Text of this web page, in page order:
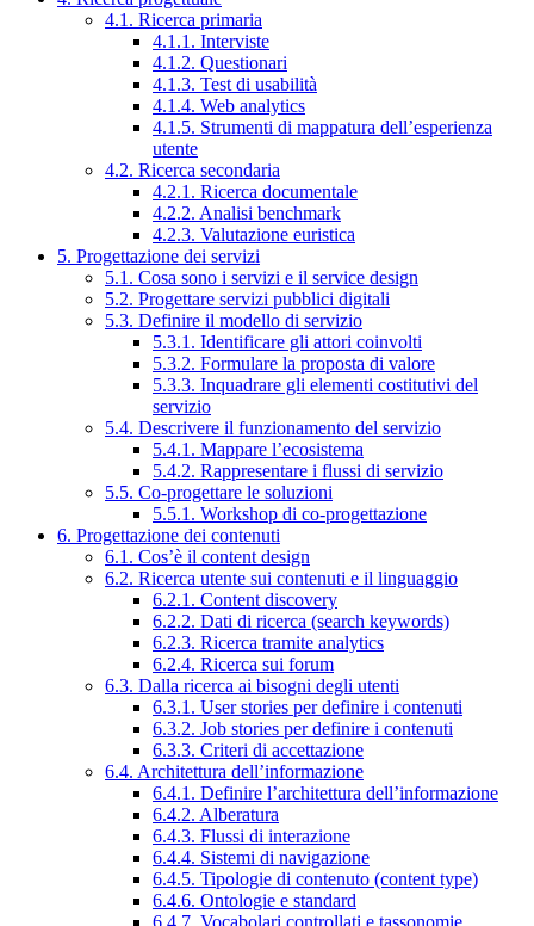
4.1. Ricerca primaria
4.1.1. Interviste
4.1.2. Questionari
4.1.3. Test di usabilità
4.1.4. Web analytics
4.1.5. Strumenti di mappatura dell’esperienza
utente
4.2. Ricerca secondaria
4.2.1. Ricerca documentale
4.2.2. Analisi benchmark
4.2.3. Valutazione euristica
5. Progettazione dei servizi
5.1. Cosa sono i servizi e il service design
5.2. Progettare servizi pubblici digitali
5.3. Definire il modello di servizio
5.3.1. Identificare gli attori coinvolti
5.3.2. Formulare la proposta di valore
5.3.3. Inquadrare gli elementi costitutivi del
servizio
5.4. Descrivere il funzionamento del servizio
5.4.1. Mappare l’ecosistema
5.4.2. Rappresentare i flussi di servizio
5.5. Co-progettare le soluzioni
5.5.1. Workshop di co-progettazione
6. Progettazione dei contenuti
6.1. Cos’è il content design
6.2. Ricerca utente sui contenuti e il linguaggio
6.2.1. Content discovery
6.2.2. Dati di ricerca (search keywords)
6.2.3. Ricerca tramite analytics
6.2.4. Ricerca sui forum
6.3. Dalla ricerca ai bisogni degli utenti
6.3.1. User stories per definire i contenuti
6.3.2. Job stories per definire i contenuti
6.3.3. Criteri di accettazione
6.4. Architettura dell’informazione
6.4.1. Definire l’architettura dell’informazione
6.4.2. Alberatura
6.4.3. Flussi di interazione
6.4.4. Sistemi di navigazione
6.4.5. Tipologie di contenuto (content type)
6.4.6. Ontologie e standard
6.4.7. Vocabolari controllati e tassonomie